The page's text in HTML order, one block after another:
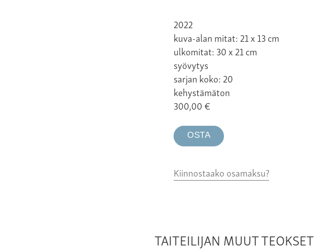
2022
kuva-alan mitat: 21 x 13 cm
ulkomitat: 30 x 21 cm
syövytys
sarjan koko: 20
kehystämäton
300,00€
OSTA
Kiinnostaako osamaksu?
TAITEILIJAN MUUT TEOKSET